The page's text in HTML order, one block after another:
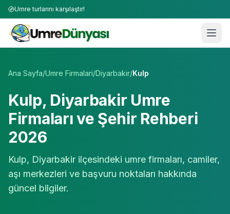
Umre turlarını karşılaştır!
Ana Sayfa/Umre Firmalari/Diyarbakir/Kulp
Kulp, Diyarbakir Umre
Firmaları ve Şehir Rehberi
2026
Kulp, Diyarbakir ilçesindeki umre firmaları, camiler,
aşı merkezleri ve başvuru noktaları hakkında
güncel bilgiler.